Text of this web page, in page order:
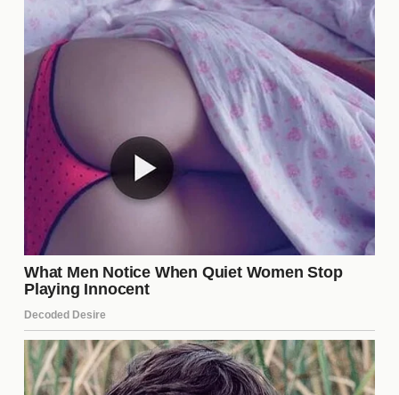
Posibles Beneficios para
América
Si el intercambio se concreta, el Club América
podría beneficiarse en varias áreas. La llegada de
nuevos jugadores podría proporcionar un impulso
inmediato al rendimiento del equipo. Además, la
posibilidad de incorporar talentos que
complementen a las estrellas existentes puede ser
crucial para mejorar el desempeño en la liga. Esto
podría traducirse en mejores resultados y,
potencialmente, en un título al final de la
temporada.
Ventajas para Tigres